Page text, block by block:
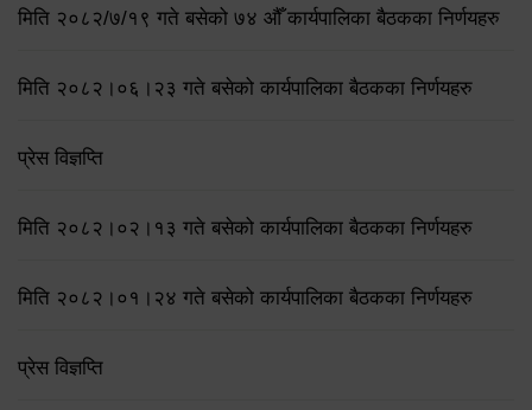
मिति २०८२/७/१९ गते बसेको ७४ औँ कार्यपालिका बैठकका निर्णयहरु
मिति २०८२।०६।२३ गते बसेको कार्यपालिका बैठकका निर्णयहरु
प्रेस विज्ञप्ति
मिति २०८२।०२।१३ गते बसेको कार्यपालिका बैठकका निर्णयहरु
मिति २०८२।०१।२४ गते बसेको कार्यपालिका बैठकका निर्णयहरु
प्रेस विज्ञप्ति